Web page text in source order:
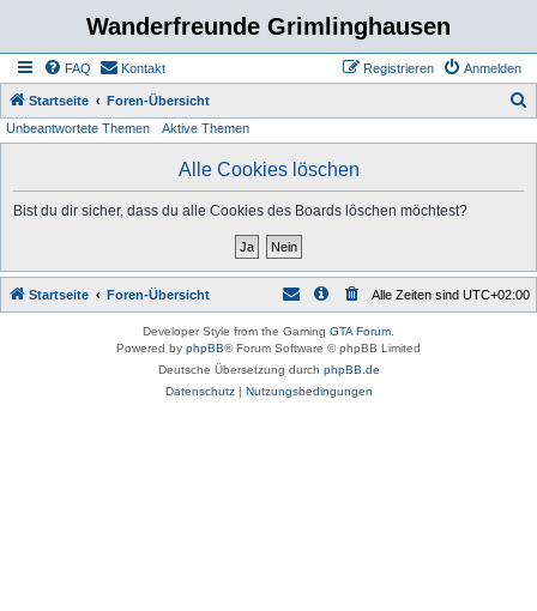
Wanderfreunde Grimlinghausen
FAQ Kontakt Anmelden
Registrieren
Startseite Foren-Übersicht
Unbeantwortete Themen Aktive Themen
Alle Cookies löschen
Bist du dir sicher, dass du alle Cookies des Boards löschen möchtest?
Startseite Foren-Übersicht Alle Zeiten sind UTC+02:00
Developer Style from the Gaming GTA Forum
Powered by phpBB® Forum Software © phpBB Limited
Deutsche Übersetzung durch phpBB.de
Datenschutz| Nutzungsbedingungen